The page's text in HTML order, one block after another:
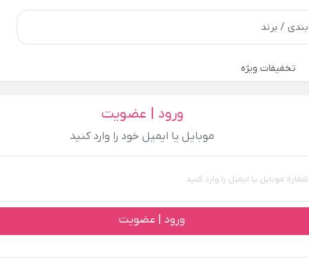
تخفیفات ویژه
ورود | عضویت
موبایل یا ایمیل خود را وارد کنید
ورود | عضویت